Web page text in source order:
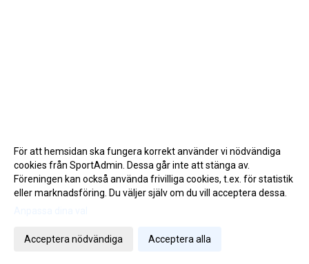
För att hemsidan ska fungera korrekt använder vi nödvändiga
cookies från SportAdmin. Dessa går inte att stänga av.
Föreningen kan också använda frivilliga cookies, t.ex. för statistik
eller marknadsföring. Du väljer själv om du vill acceptera dessa.
Acceptera nödvändiga Acceptera alla